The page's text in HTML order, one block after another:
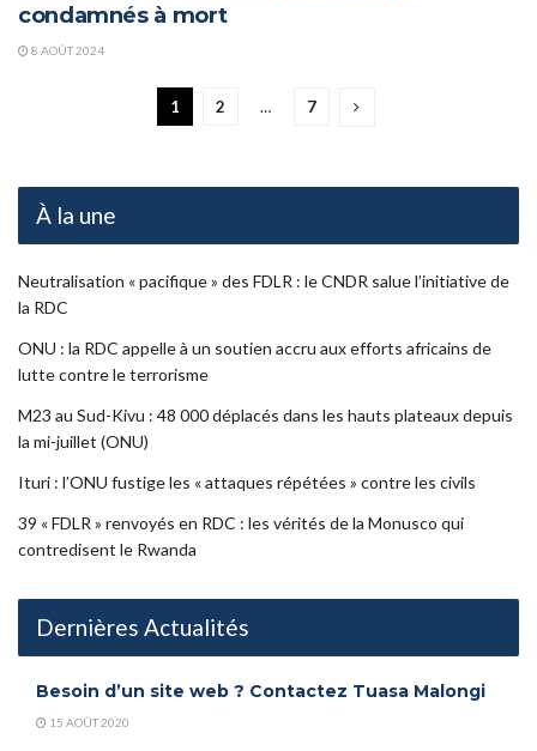
condamnés à mort
8 AOÛT 2024
1 2 … 7
À la une
Neutralisation « pacifique » des FDLR : le CNDR salue l’initiative de
la RDC
ONU : la RDC appelle à un soutien accru aux efforts africains de
lutte contre le terrorisme
M23 au Sud-Kivu : 48 000 déplacés dans les hauts plateaux depuis
la mi-juillet (ONU)
Ituri : l’ONU fustige les « attaques répétées » contre les civils
39 « FDLR » renvoyés en RDC : les vérités de la Monusco qui
contredisent le Rwanda
Dernières Actualités
Besoin d’un site web ? Contactez Tuasa Malongi
15 AOÛT 2020